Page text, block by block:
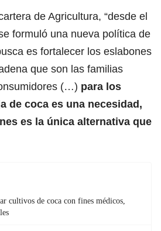
de Agricultura, “desde el
formuló una nueva política de
es fortalecer los eslabones
que son las familias
(…) para los
de coca es una necesidad,
es la única alternativa que
cultivos de coca con fines médicos,